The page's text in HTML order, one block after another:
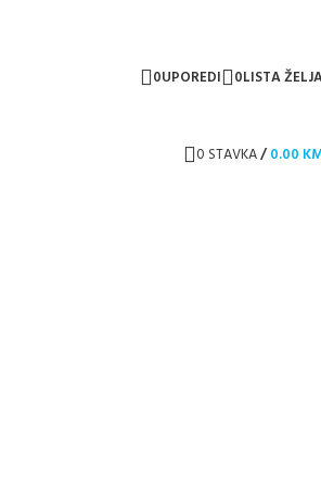
0UPOREDI 0LISTA
0 STAVKA/0.00